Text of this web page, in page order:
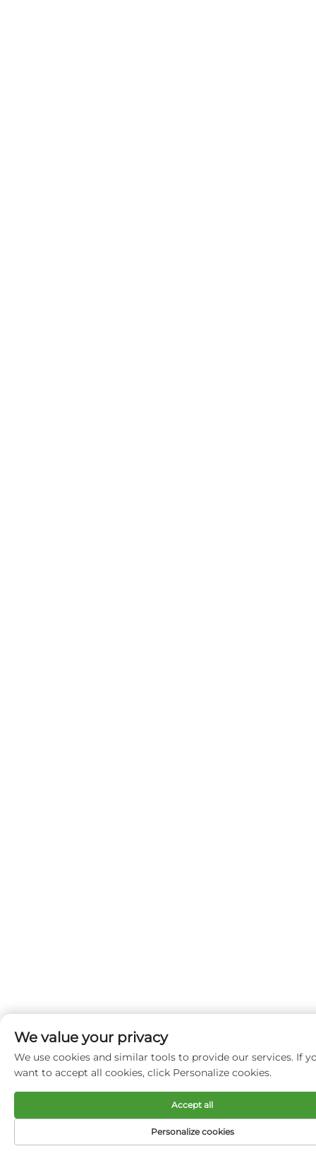
We value your privacy
We use cookies and similar tools to provide our services. If
want to accept all cookies, click Personalize cookies.
Personalize cookies
Accept all